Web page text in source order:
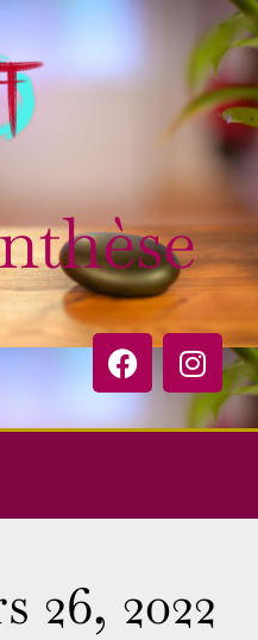
26, 2022